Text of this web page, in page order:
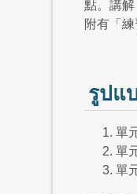
點。講
附有「
รูปแ
單
單
單